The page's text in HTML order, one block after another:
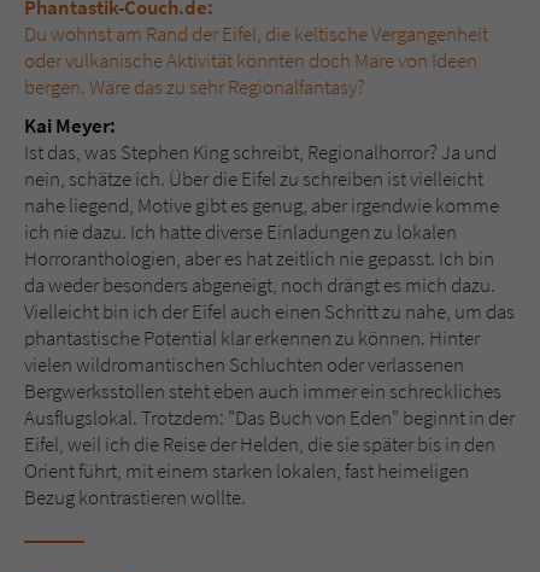
Phantastik-Couch.de:
Du wohnst am Rand der Eifel, die keltische Vergangenheit
oder vulkanische Aktivität könnten doch Mare von Ideen
bergen. Wäre das zu sehr Regionalfantasy?
Kai Meyer:
Ist das, was Stephen King schreibt, Regionalhorror? Ja und
nein, schätze ich. Über die Eifel zu schreiben ist vielleicht
nahe liegend, Motive gibt es genug, aber irgendwie komme
ich nie dazu. Ich hatte diverse Einladungen zu lokalen
Horroranthologien, aber es hat zeitlich nie gepasst. Ich bin
da weder besonders abgeneigt, noch drängt es mich dazu.
Vielleicht bin ich der Eifel auch einen Schritt zu nahe, um das
phantastische Potential klar erkennen zu können. Hinter
vielen wildromantischen Schluchten oder verlassenen
Bergwerksstollen steht eben auch immer ein schreckliches
Ausflugslokal. Trotzdem: "Das Buch von Eden" beginnt in der
Eifel, weil ich die Reise der Helden, die sie später bis in den
Orient führt, mit einem starken lokalen, fast heimeligen
Bezug kontrastieren wollte.